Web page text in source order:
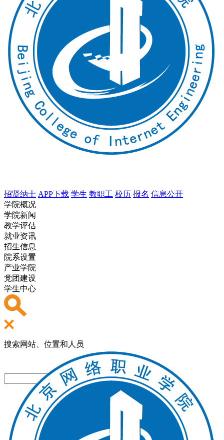
招贤纳士 APP下载 学生 教职工 校历 报名 信息公开
学院概况
学院新闻
教学评估
就业资讯
招生信息
院系设置
产业学院
党团建设
学生中心
搜索网站、位置和人员